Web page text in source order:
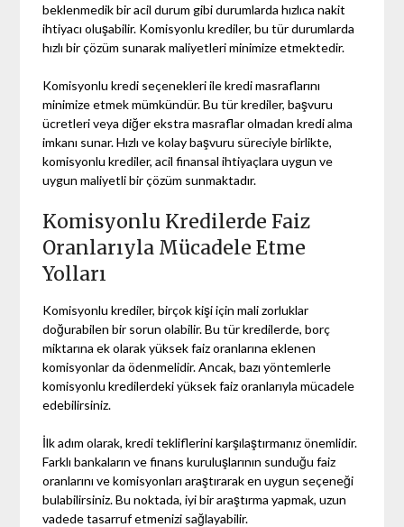
beklenmedik bir acil durum gibi durumlarda hızlıca nakit
ihtiyacı oluşabilir. Komisyonlu krediler, bu tür durumlarda
hızlı bir çözüm sunarak maliyetleri minimize etmektedir.
Komisyonlu kredi seçenekleri ile kredi masraflarını
minimize etmek mümkündür. Bu tür krediler, başvuru
ücretleri veya diğer ekstra masraflar olmadan kredi alma
imkanı sunar. Hızlı ve kolay başvuru süreciyle birlikte,
komisyonlu krediler, acil finansal ihtiyaçlara uygun ve
uygun maliyetli bir çözüm sunmaktadır.
Komisyonlu Kredilerde Faiz
Oranlarıyla Mücadele Etme
Yolları
Komisyonlu krediler, birçok kişi için mali zorluklar
doğurabilen bir sorun olabilir. Bu tür kredilerde, borç
miktarına ek olarak yüksek faiz oranlarına eklenen
komisyonlar da ödenmelidir. Ancak, bazı yöntemlerle
komisyonlu kredilerdeki yüksek faiz oranlarıyla mücadele
edebilirsiniz.
İlk adım olarak, kredi tekliflerini karşılaştırmanız önemlidir.
Farklı bankaların ve finans kuruluşlarının sunduğu faiz
oranlarını ve komisyonları araştırarak en uygun seçeneği
bulabilirsiniz. Bu noktada, iyi bir araştırma yapmak, uzun
vadede tasarruf etmenizi sağlayabilir.